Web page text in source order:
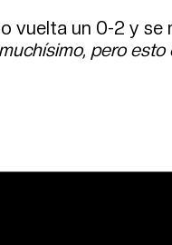
vuelta un 0-2 y
pero